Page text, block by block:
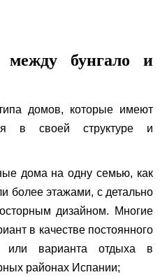
бунгало и
домов, которые имеют
в своей структуре и
дома на одну семью, как
более этажами, с детально
дизайном. Многие
в качестве постоянного
или варианта отдыха в
районах Испании;